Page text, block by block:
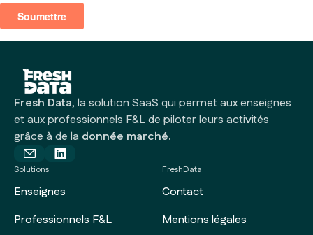
Fresh Data, la solution SaaS qui permet aux enseignes
et aux professionnels F&L de piloter leurs activités
grâce à de la donnée marché.
Solutions
Enseignes
Professionnels F&L
FreshData
Contact
Mentions légales